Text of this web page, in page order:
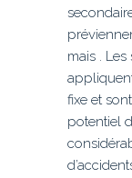
mais .
fixe et
potentiel